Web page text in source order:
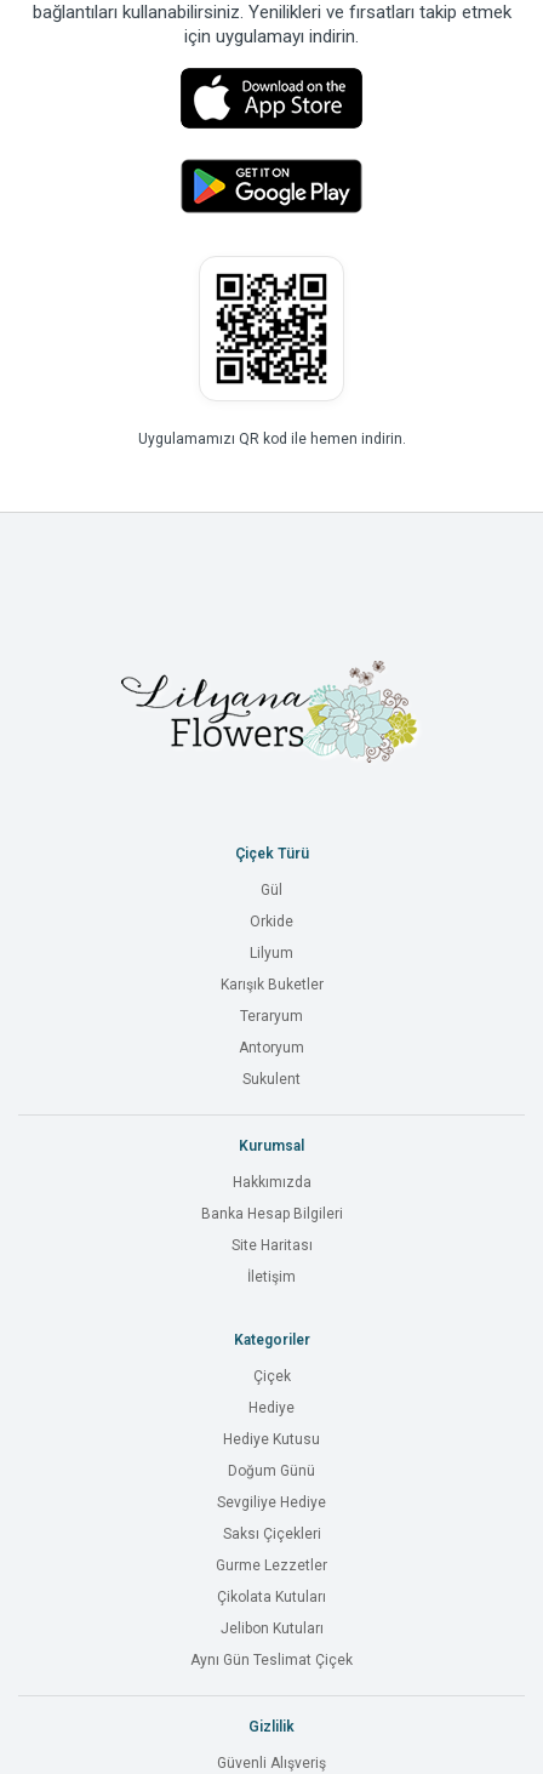
bağlantıları kullanabilirsiniz. Yenilikleri ve fırsatları takip etmek
için uygulamayı indirin.
Uygulamamızı QR kod ile hemen indirin.
Çiçek Türü
Gül
Orkide
Lilyum
Karışık Buketler
Teraryum
Antoryum
Sukulent
Kurumsal
Hakkımızda
Banka Hesap Bilgileri
Site Haritası
İletişim
Kategoriler
Çiçek
Hediye
Hediye Kutusu
Doğum Günü
Sevgiliye Hediye
Saksı Çiçekleri
Gurme Lezzetler
Çikolata Kutuları
Jelibon Kutuları
Aynı Gün Teslimat Çiçek
Gizlilik
Güvenli Alışveriş